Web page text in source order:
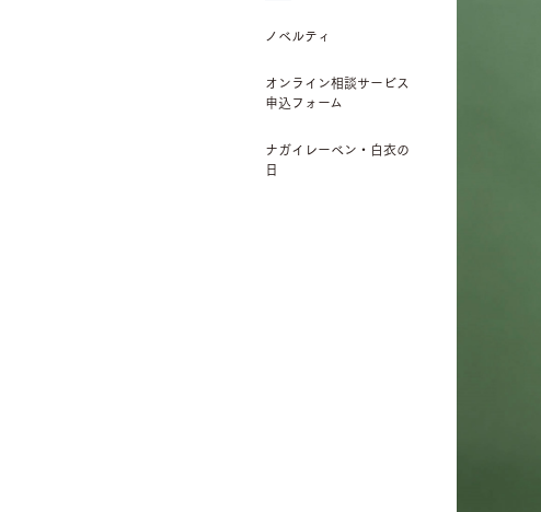
ノベルティ
オンライン相談サービス
申込フォーム
ナガイレーベン・白衣の
日